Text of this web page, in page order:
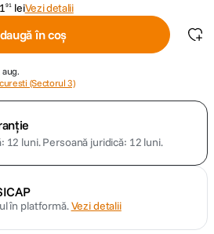
191 leiVezi detalii
în coș
(Sectorul 3)
12 luni.Persoană juridică: 12 luni.
în platformă.Vezi detalii